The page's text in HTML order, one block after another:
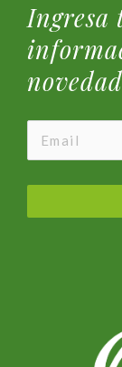
Ingresa